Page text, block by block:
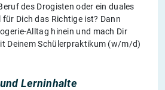
des Drogisten oder ein duales
Dich das Richtige ist? Dann
Alltag hinein und mach Dir
Deinem Schülerpraktikum (w/m/d)
Lerninhalte